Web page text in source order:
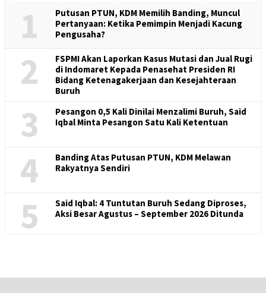
1
Putusan PTUN, KDM Memilih Banding, Muncul
Pertanyaan: Ketika Pemimpin Menjadi Kacung
Pengusaha?
2
FSPMI Akan Laporkan Kasus Mutasi dan Jual Rugi
di Indomaret Kepada Penasehat Presiden RI
Bidang Ketenagakerjaan dan Kesejahteraan
Buruh
3
Pesangon 0,5 Kali Dinilai Menzalimi Buruh, Said
Iqbal Minta Pesangon Satu Kali Ketentuan
4
Banding Atas Putusan PTUN, KDM Melawan
Rakyatnya Sendiri
5
Said Iqbal: 4 Tuntutan Buruh Sedang Diproses,
Aksi Besar Agustus – September 2026 Ditunda